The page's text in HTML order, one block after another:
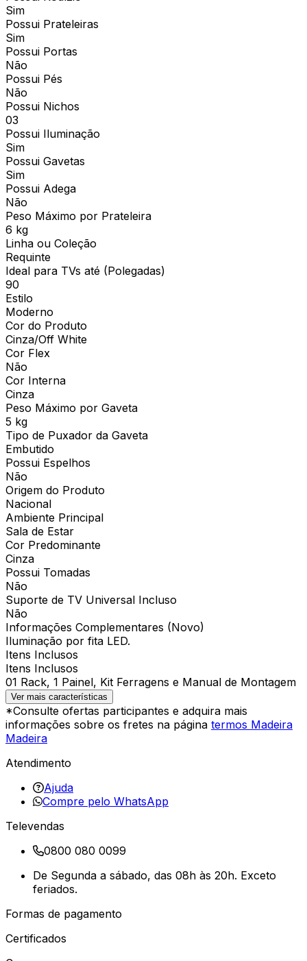
Sim
Possui Prateleiras
Sim
Possui Portas
Não
Possui Pés
Não
Possui Nichos
03
Possui Iluminação
Sim
Possui Gavetas
Sim
Possui Adega
Não
Peso Máximo por Prateleira
6 kg
Linha ou Coleção
Requinte
Ideal para TVs até (Polegadas)
90
Estilo
Moderno
Cor do Produto
Cinza/Off White
Cor Flex
Não
Cor Interna
Cinza
Peso Máximo por Gaveta
5 kg
Tipo de Puxador da Gaveta
Embutido
Possui Espelhos
Não
Origem do Produto
Nacional
Ambiente Principal
Sala de Estar
Cor Predominante
Cinza
Possui Tomadas
Não
Suporte de TV Universal Incluso
Não
Informações Complementares (Novo)
Iluminação por fita LED.
Itens Inclusos
Itens Inclusos
01 Rack, 1 Painel, Kit Ferragens e Manual de Montagem
Ver mais características
*Consulte ofertas participantes e adquira mais
informações sobre os fretes na página termos Madeira
Madeira
Atendimento
Ajuda
Compre pelo WhatsApp
Televendas
0800 080 0099
De Segunda a sábado, das 08h às 20h. Exceto
feriados.
Formas de pagamento
Certificados